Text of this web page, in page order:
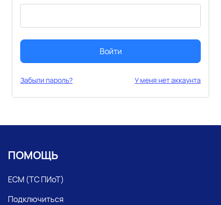
Войти
Забыли пароль? У меня нет аккаунта
ПОМОЩЬ
ЕСМ (ТС ПИоТ)
Подключиться